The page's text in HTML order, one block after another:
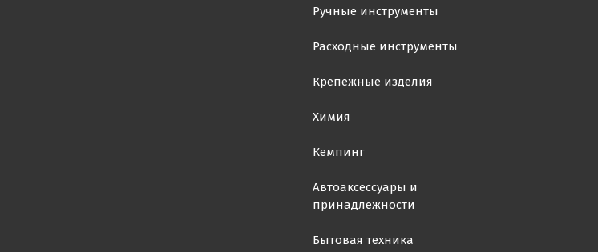
Ручные инструменты
Расходные инструменты
Крепежные изделия
Химия
Кемпинг
Автоаксессуары и
принадлежности
Бытовая техника